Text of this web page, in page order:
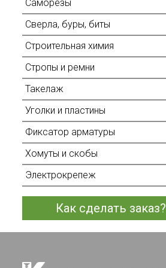
Саморезы
Сверла, буры, биты
Строительная химия
Стропы и ремни
Такелаж
Уголки и пластины
Фиксатор арматуры
Хомуты и скобы
Электрокрепеж
Как сделать заказ?